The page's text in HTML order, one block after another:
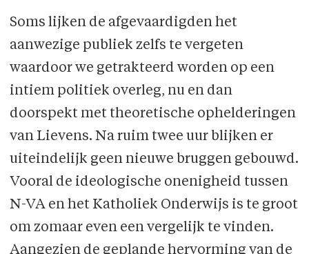
Soms lijken de afgevaardigden het
aanwezige publiek zelfs te vergeten
waardoor we getrakteerd worden op een
intiem politiek overleg, nu en dan
doorspekt met theoretische ophelderingen
van Lievens. Na ruim twee uur blijken er
uiteindelijk geen nieuwe bruggen gebouwd.
Vooral de ideologische onenigheid tussen
N-VA en het Katholiek Onderwijs is te groot
om zomaar even een vergelijk te vinden.
Aangezien de geplande hervorming van de